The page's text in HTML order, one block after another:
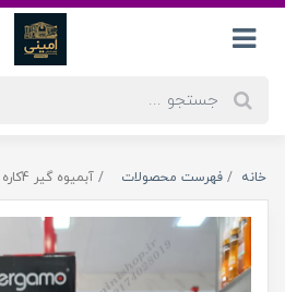
خانه فهرست محصولات آبمیوه گیر 4کاره برگامو 3464GDS4